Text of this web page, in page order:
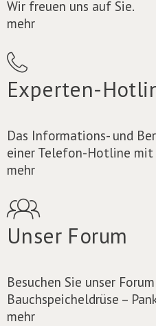
Wir freuen uns auf Sie.
mehr
Experten-
Das Informations- und
einer Telefon-Hotline mit
mehr
Unser Forum
Besuchen Sie unser
Bauchspeicheldrüse –
mehr